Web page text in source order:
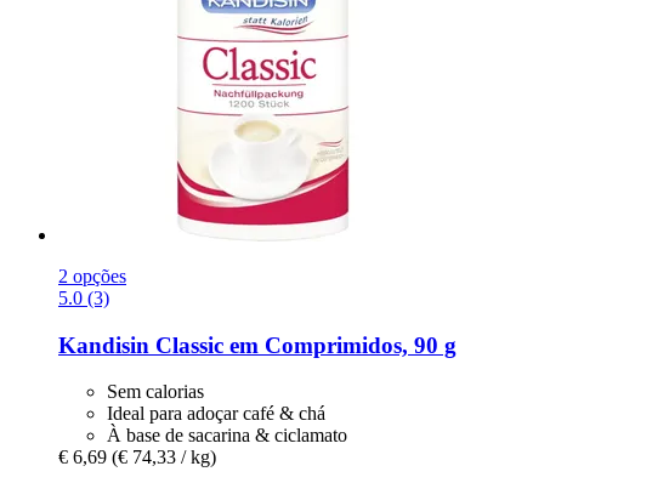
2 opções
5.0 (3)
Kandisin Classic em Comprimidos, 90 g
Sem calorias
Ideal para adoçar café & chá
À base de sacarina & ciclamato
€ 6,69 (€ 74,33 / kg)